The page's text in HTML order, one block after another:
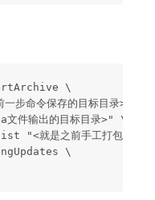
\
命令保存的目标目录>" \
件输出的目标目录>" \
"<就是之前手工打包后去
\